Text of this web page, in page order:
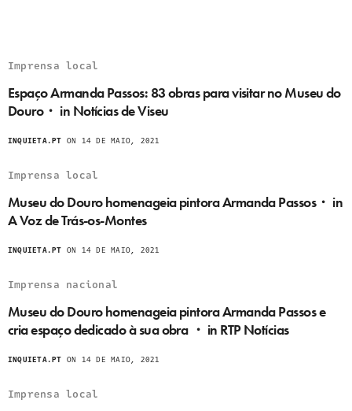
Imprensa local
Espaço Armanda Passos: 83 obras para visitar no Museu do
Douro・ in Notícias de Viseu
INQUIETA.PT ON 14 DE MAIO, 2021
Imprensa local
Museu do Douro homenageia pintora Armanda Passos・ in
A Voz de Trás-os-Montes
INQUIETA.PT ON 14 DE MAIO, 2021
Imprensa nacional
Museu do Douro homenageia pintora Armanda Passos e
cria espaço dedicado à sua obra ・ in RTP Notícias
INQUIETA.PT ON 14 DE MAIO, 2021
Imprensa local